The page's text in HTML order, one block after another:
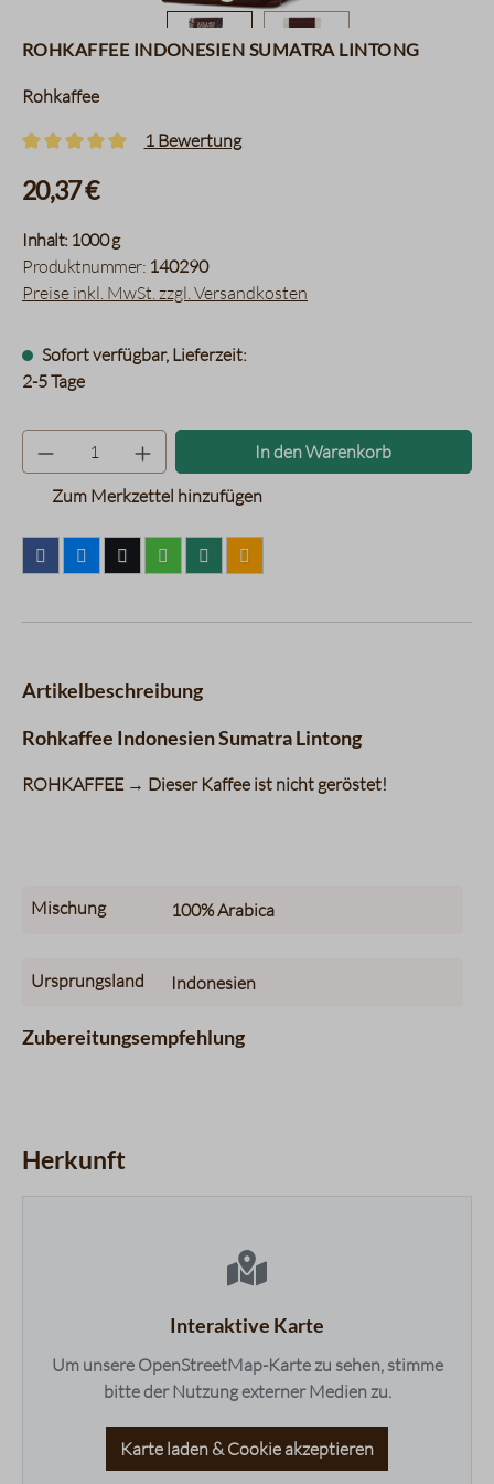
Rohkaffee Indonesien Sumatra Lintong
Rohkaffee
1 Bewertung
20,37 €
Inhalt: 1000 g
Produktnummer: 140290
Preise inkl. MwSt. zzgl. Versandkosten
Sofort verfügbar, Lieferzeit:
2-5 Tage
Produkt Anzahl: Gib den
In den Warenkorb
Zum Merkzettel hinzufügen
Artikelbeschreibung
Rohkaffee Indonesien Sumatra Lintong
ROHKAFFEE → Dieser Kaffee ist nicht geröstet!
Mischung 100%Arabica
Ursprungsland Indonesien
Zubereitungsempfehlung
Herkunft
Interaktive Karte
Um unsere OpenStreetMap-Karte zu sehen, stimme
bitte der Nutzung externer Medien zu.
Karte laden & Cookie akzeptieren